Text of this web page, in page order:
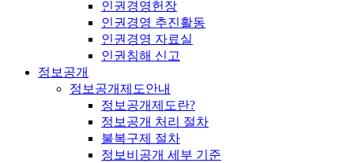
인권경영헌장
인권경영 추진활동
인권경영 자료실
인권침해 신고
정보공개
정보공개제도안내
정보공개제도란?
정보공개 처리 절차
불복구제 절차
정보비공개 세부 기준